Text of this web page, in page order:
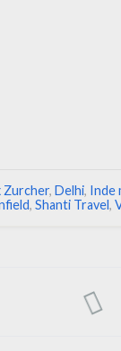
Zurcher, Delhi, Inde
, Shanti Travel,